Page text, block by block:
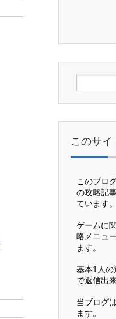
このサイ
このブロ
の攻略記
ています。
ゲームに
略メニュ
ます。
基本1人の
で返信出
当ブログ
ます。